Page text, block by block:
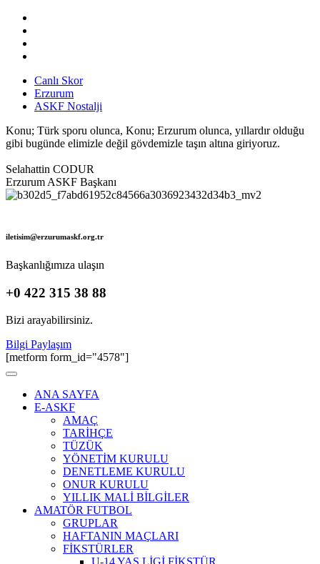
Canlı Skor
Erzurum
ASKF Nostalji
Konu; Türk sporu olunca, Konu; Erzurum olunca, yıllardır olduğu
gibi bugünde elimizle değil gövdemizle taşın altına giriyoruz.
Selahattin CODUR
Erzurum ASKF Başkanı
iletisim@erzurumaskf.org.tr
Başkanlığımıza ulaşın
+0 422 315 38 88
Bizi arayabilirsiniz.
Bilgi Paylaşım
[metform form_id="4578"]
ANA SAYFA
E-ASKF
AMAÇ
TARİHÇE
TÜZÜK
YÖNETİM KURULU
DENETLEME KURULU
ONUR KURULU
YILLIK MALİ BİLGİLER
AMATÖR FUTBOL
GRUPLAR
HAFTANIN MAÇLARI
FİKSTÜRLER